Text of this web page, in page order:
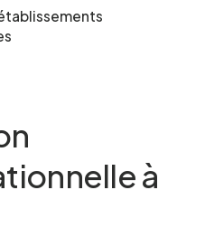
à
sondages,
pour nous